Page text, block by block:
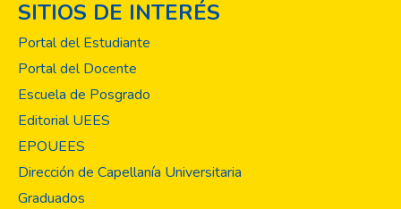
SITIOS DE INTERÉS
Portal del Estudiante
Portal del Docente
Escuela de Posgrado
Editorial UEES
EPOUEES
Dirección de Capellanía Universitaria
Graduados